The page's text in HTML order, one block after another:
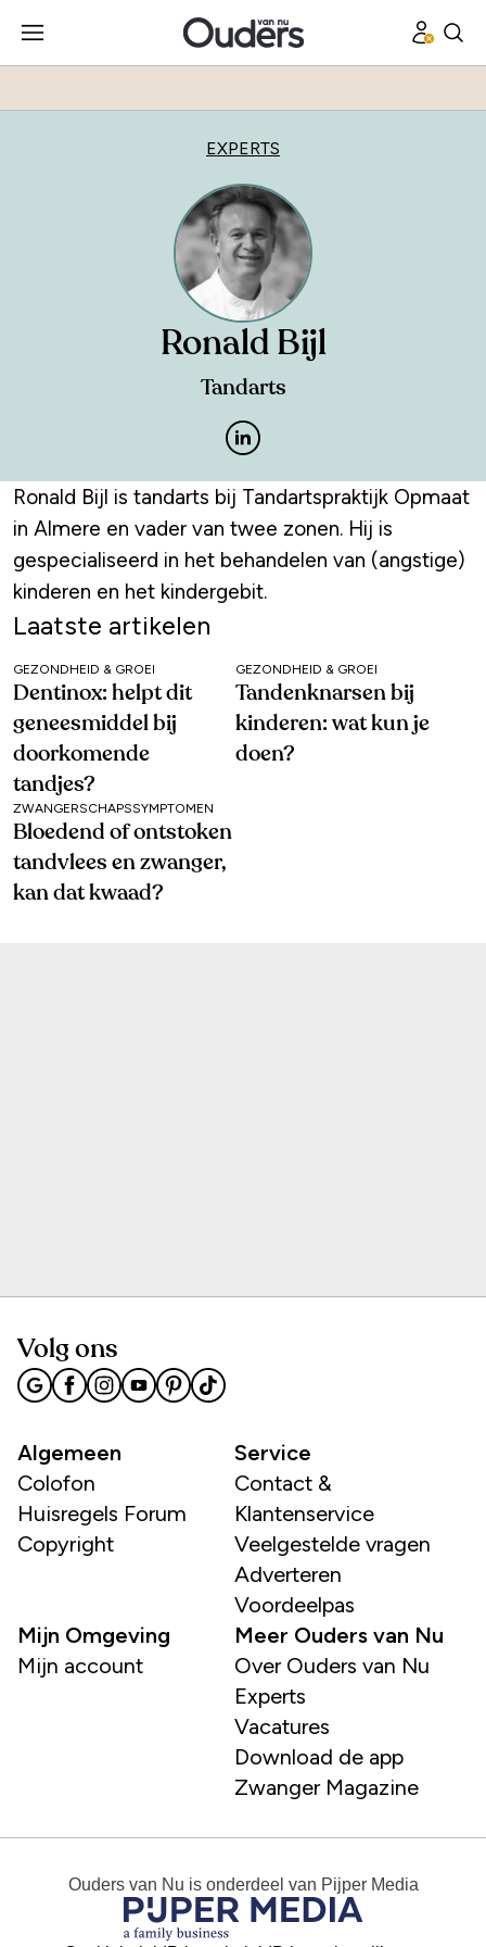
EXPERTS
Ronald Bijl
Tandarts
Ronald Bijl is tandarts bij Tandartspraktijk Opmaat
in Almere en vader van twee zonen. Hij is
gespecialiseerd in het behandelen van (angstige)
kinderen en het kindergebit.
Laatste artikelen
GEZONDHEID & GROEI
Dentinox: helpt dit
geneesmiddel bij
doorkomende
tandjes?
GEZONDHEID & GROEI
Tandenknarsen bij
kinderen: wat kun je
doen?
ZWANGERSCHAPSSYMPTOMEN
Bloedend of ontstoken
tandvlees en zwanger,
kan dat kwaad?
Volg ons
Algemeen
Colofon
Huisregels Forum
Copyright
Service
Contact &
Klantenservice
Veelgestelde vragen
Adverteren
Voordeelpas
Mijn Omgeving
Mijn account
Meer Ouders van Nu
Over Ouders van Nu
Experts
Vacatures
Download de app
Zwanger Magazine
Ouders van Nu is onderdeel van Pijper Media